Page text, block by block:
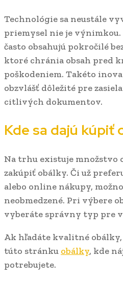
Technológie sa neustále
priemysel nie je
často obsahujú pokročilé
ktoré chránia obsah pred
poškodeniem. Takéto
obzvlášť dôležité pre
citlivých dokumentov.
Kde sa dajú kúpiť
Na trhu existuje množstvo
zakúpiť obálky. Či už
alebo online nákupy,
neobmedzené. Pri výbere
vyberáte správny typ pre
Ak hľadáte kvalitné
túto stránku obálky, kde
potrebujete.